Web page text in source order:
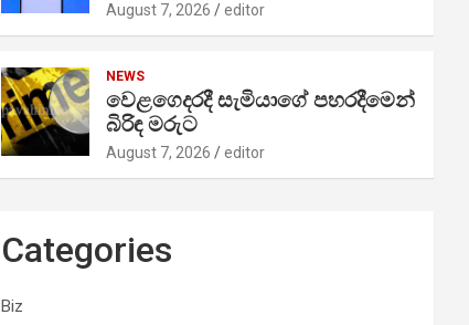
August 7, 2026 editor
NEWS
වෙළගෙදරදී සැමියාගේ පහරදීමෙන්
බිරිඳ මරුට
August 7, 2026 editor
Categories
Biz